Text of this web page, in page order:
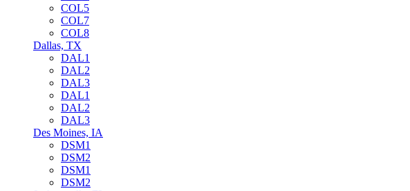
COL5
COL7
COL8
Dallas, TX
DAL1
DAL2
DAL3
DAL1
DAL2
DAL3
Des Moines, IA
DSM1
DSM2
DSM1
DSM2